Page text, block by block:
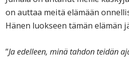
on auttaa meitä elämään
Hänen luokseen tämän elämän
”Ja edelleen, minä tahdon teidän